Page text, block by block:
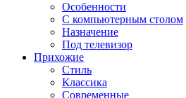
Особенности
С компьютерным столом
Назначение
Под телевизор
Прихожие
Стиль
Классика
Современные